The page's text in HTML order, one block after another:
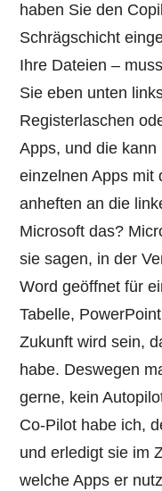
haben Sie den
Schrägschicht
Ihre Dateien –
Sie eben unten
Registerlaschen
Apps, und die
einzelnen Apps mit
anheften an die
Microsoft das?
sie sagen, in der
Word geöffnet für
Tabelle,
Zukunft wird sein,
habe. Deswegen
gerne, kein
Co-Pilot habe ich,
und erledigt sie im
welche Apps er